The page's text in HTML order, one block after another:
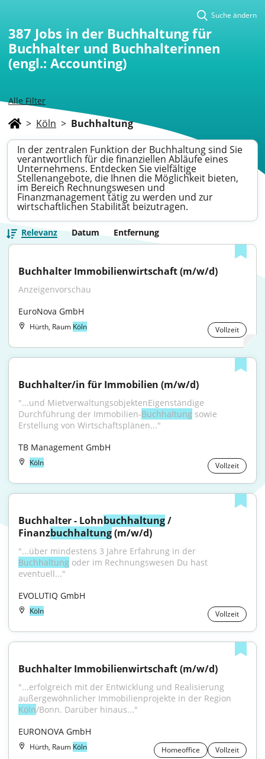
Alle Filter
Suche ändern
387 Jobs in der Buchhaltung für
Buchhalter und Buchhalterinnen
(engl.: Accounting)
> Köln > Buchhaltung
In der zentralen Funktion der Buchhaltung sind Sie
verantwortlich für die finanziellen Abläufe eines
Unternehmens. Entdecken Sie vielfältige
Stellenangebote, die Ihnen die Möglichkeit bieten,
im Bereich Rechnungswesen und
Finanzmanagement tätig zu werden und zur
wirtschaftlichen Stabilität beizutragen.
Relevanz Datum Entfernung
Buchhalter Immobilienwirtschaft (m/w/d)
Anzeigenvorschau
EuroNova GmbH
Hürth, Raum Köln Vollzeit
Buchhalter/in für Immobilien (m/w/d)
"...und MietverwaltungsobjektenEigenständige
Durchführung der Immobilien-Buchhaltung sowie
Erstellung von Wirtschaftsplänen..."
TB Management GmbH
Köln Vollzeit
Buchhalter - Lohnbuchhaltung /
Finanzbuchhaltung (m/w/d)
Buchhaltung oder im Rechnungswesen Du hast
eventuell..."
EVOLUTIQ GmbH
Köln Vollzeit
Buchhalter Immobilienwirtschaft (m/w/d)
"...erfolgreich mit der Entwicklung und Realisierung
Köln/Bonn. Darüber hinaus..."
EURONOVA GmbH
Hürth, Raum Köln Homeoffice Vollzeit